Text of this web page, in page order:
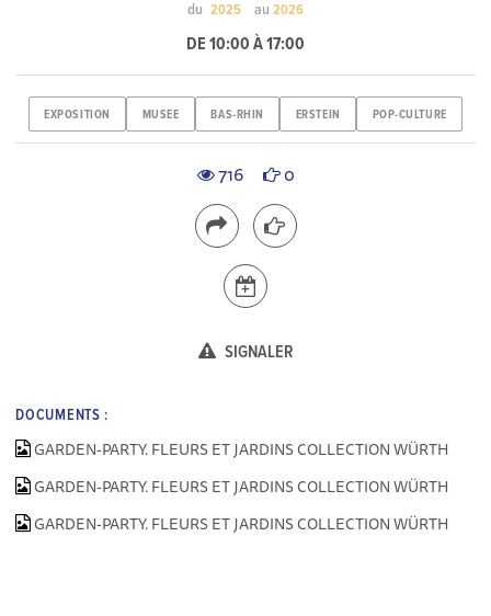
du 2025 au 2026
DE 10:00 À 17:00
EXPOSITION MUSEE BAS-RHIN ERSTEIN POP-CULTURE
716 0
SIGNALER
DOCUMENTS :
GARDEN-PARTY. FLEURS ET JARDINS COLLECTION WÜRTH
GARDEN-PARTY. FLEURS ET JARDINS COLLECTION WÜRTH
GARDEN-PARTY. FLEURS ET JARDINS COLLECTION WÜRTH